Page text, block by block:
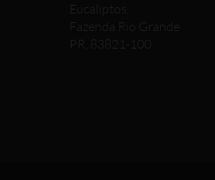
Eucaliptos,
Fazenda Rio Grande
PR, 83821-100